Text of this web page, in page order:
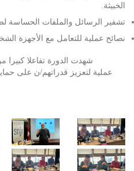
الخبيثة.
تشفير الرسائل والملفات الحساسة
نصائح عملية للتعامل مع الأجهزة
شهدت الدورة تفاعلا كبيرا
عملية لتعزيز قدراتهم/ن على